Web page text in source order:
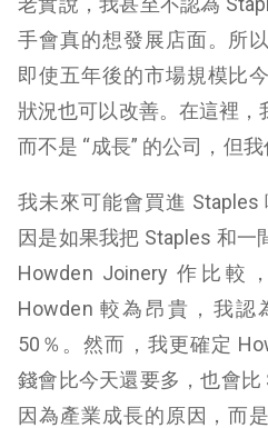
手會真的想發展店面。所
即使五年後的市場規模比
狀況也可以改善。在這裡，
而不是 “成長” 的公司，但
我未來可能會買進
因是如果我把 Staples 和
Howden Joinery 作比較
Howden 較為昂貴，我認
50％。然而，我更確定
錢會比今天還要多，也會
因為產業成長的原因，而